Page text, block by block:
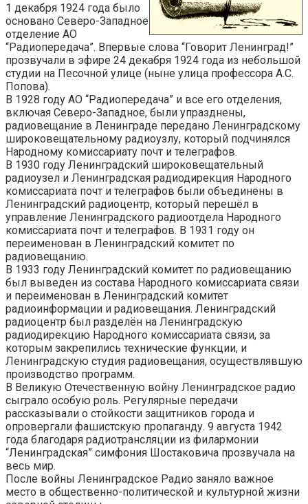
1 декабря 1924 года было
основано Северо-Западное
отделение АО
“Радиопередача”. Впервые слова “Говорит Ленинград!”
прозвучали в эфире 24 декабря 1924 года из небольшой
студии на Песочной улице (ныне улица профессора А.С.
Попова).
В 1928 году АО “Радиопередача” и все его отделения,
включая Северо-Западное, были упразднены,
радиовещание в Ленинграде передано Ленинградскому
широковещательному радиоузлу, который подчинялся
Народному комиссариату почт и телеграфов.
В 1930 году Ленинградский широковещательный
радиоузел и Ленинградская радиодирекция Народного
комиссариата почт и телеграфов были объединены в
Ленинградский радиоцентр, который перешёл в
управление Ленинградского радиоотдела Народного
комиссариата почт и телеграфов. В 1931 году он
переименован в Ленинградский комитет по
радиовещанию.
В 1933 году Ленинградский комитет по радиовещанию
был выведен из состава Народного комиссариата связи
и переименован в Ленинградский комитет
радиоинформации и радиовещания. Ленинградский
радиоцентр был разделён на Ленинградскую
радиодирекцию Народного комиссариата связи, за
которым закрепились технические функции, и
Ленинградскую студия радиовещания, осуществлявшую
производство программ.
В Великую Отечественную войну Ленинградское радио
сыграло особую роль. Регулярные передачи
рассказывали о стойкости защитников города и
опровергали фашистскую пропаганду. 9 августа 1942
года благодаря радиотрансляции из филармонии
“Ленинградская” симфония Шостаковича прозвучала на
весь мир.
После войны Ленинградское Радио заняло важное
место в общественно-политической и культурной жизни